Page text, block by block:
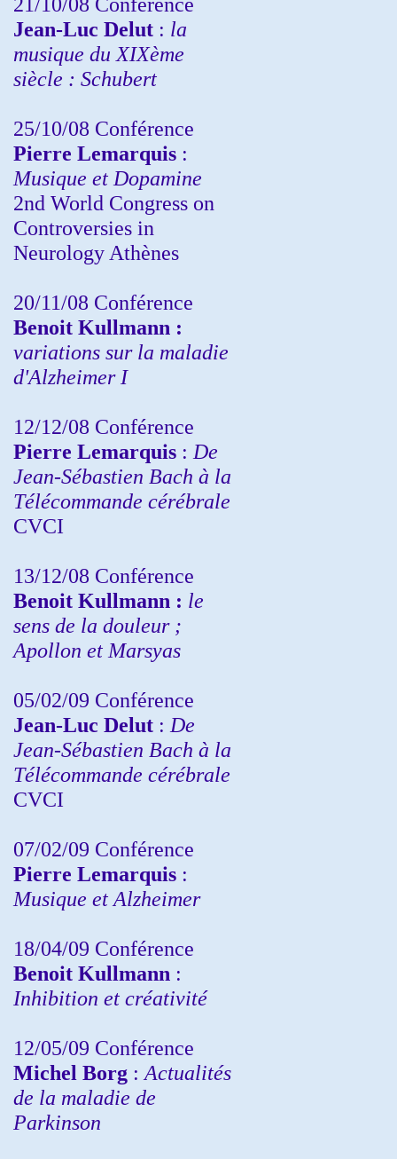
Jean-Luc Delut : la
musique du XIXème
siècle : Schubert
25/10/08 Conférence
Pierre Lemarquis :
Musique et Dopamine
2nd World Congress on
Controversies in
Neurology Athènes
20/11/08 Conférence
Benoit Kullmann :
variations sur la maladie
d'Alzheimer I
12/12/08 Conférence
Pierre Lemarquis : De
Jean-Sébastien Bach à la
Télécommande cérébrale
CVCI
13/12/08 Conférence
Benoit Kullmann : le
sens de la douleur ;
Apollon et Marsyas
05/02/09 Conférence
Jean-Luc Delut : De
Jean-Sébastien Bach à la
Télécommande cérébrale
CVCI
07/02/09 Conférence
Pierre Lemarquis :
Musique et Alzheimer
18/04/09 Conférence
Benoit Kullmann :
Inhibition et créativité
12/05/09 Conférence
Michel Borg : Actualités
de la maladie de
Parkinson